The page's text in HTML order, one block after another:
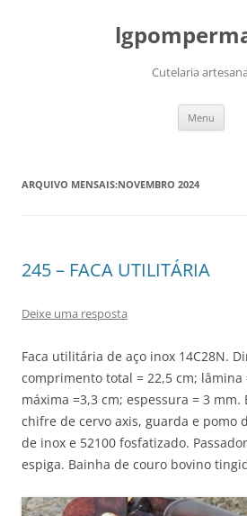
Cutelaria
Menu
ARQUIVO MENSAIS:NOVEMBRO 2024
245 – FACA UTILITÁRIA
Deixe uma resposta
Faca utilitária de aço inox 14C28N.
comprimento total = 22,5 cm; lâmina
máxima =3,3 cm; espessura = 3
chifre de cervo axis, guarda e pomo
de inox e 52100 fosfatizado.
espiga. Bainha de couro bovino